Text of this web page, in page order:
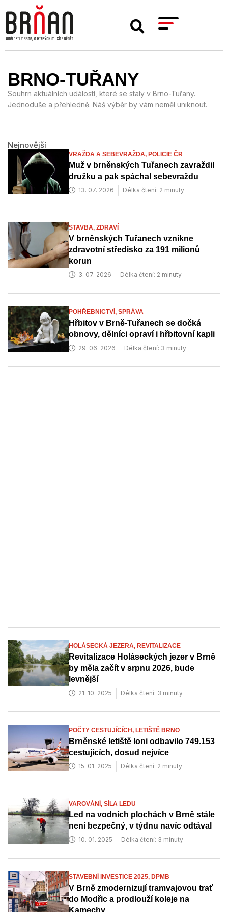
BRNO-TUŘANY
Souhrn aktuálních událostí, které se staly v Brno-Tuřany.
Jednoduše a přehledně. Náš výběr by vám neměl uniknout.
Nejnovější
VRAŽDA A SEBEVRAŽDA, POLICIE ČR
Muž v brněnských Tuřanech zavraždil
družku a pak spáchal sebevraždu
13. 07. 2026 Délka čtení: 2 minuty
STAVBA, ZDRAVÍ
V brněnských Tuřanech vznikne
zdravotní středisko za 191 milionů
korun
3. 07. 2026 Délka čtení: 2 minuty
POHŘEBNICTVÍ, SPRÁVA
Hřbitov v Brně-Tuřanech se dočká
obnovy, dělníci opraví i hřbitovní kapli
29. 06. 2026 Délka čtení: 3 minuty
HOLÁSECKÁ JEZERA, REVITALIZACE
Revitalizace Holáseckých jezer v Brně
by měla začít v srpnu 2026, bude
levnější
21. 10. 2025 Délka čtení: 3 minuty
POČTY CESTUJÍCÍCH, LETIŠTĚ BRNO
Brněnské letiště loni odbavilo 749.153
cestujících, dosud nejvíce
15. 01. 2025 Délka čtení: 2 minuty
VAROVÁNÍ, SÍLA LEDU
Led na vodních plochách v Brně stále
není bezpečný, v týdnu navíc odtával
10. 01. 2025 Délka čtení: 3 minuty
STAVEBNÍ INVESTICE 2025, DPMB
V Brně zmodernizují tramvajovou trať
do Modřic a prodlouží koleje na
Kamechy